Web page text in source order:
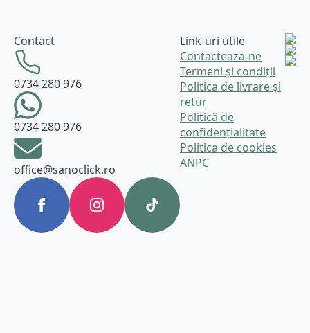
Contact
0734 280 976
0734 280 976
office@sanoclick.ro
Link-uri utile
Contacteaza-ne
Termeni și condiții
Politica de livrare și
retur
Politică de
confidențialitate
Politica de cookies
ANPC